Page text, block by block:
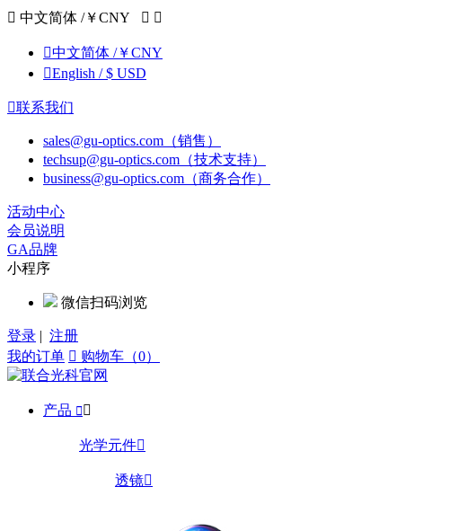
 中文简体 /￥CNY  
中文简体 /￥CNY
English / $ USD
联系我们
sales@gu-optics.com（销售）
techsup@gu-optics.com（技术支持）
business@gu-optics.com（商务合作）
活动中心
会员说明
GA品牌
小程序
微信扫码浏览
登录 | 注册
我的订单  购物车（0）
产品  
光学元件
透镜